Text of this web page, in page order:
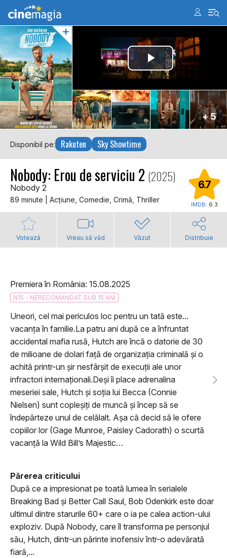
+ 5
Disponibil pe: Rakuten Sky Showtime
Nobody: Erou de serviciu 2 (2025)
Nobody 2
89 minute | Acţiune, Comedie, Crimă, Thriller
6.7
IMDB: 6.3
Votează Vreau să văd Văzut Distribuie
Premiera în România: 15.08.2025
N15 - NERECOMANDAT SUB 15 ANI
Uneori, cel mai periculos loc pentru un tată este...
vacanța în familie.La patru ani după ce a înfruntat
accidental mafia rusă, Hutch are încă o datorie de 30
de milioane de dolari față de organizația criminală și o
achită printr-un șir nesfârșit de execuții ale unor
infractori internaționali.Deși îi place adrenalina
meseriei sale, Hutch și soția lui Becca (Connie
Nielsen) sunt copleșiți de muncă și încep să se
îndepărteze unul de celălalt. Așa că decid să le ofere
copiilor lor (Gage Munroe, Paisley Cadorath) o scurtă
vacanță la Wild Bill’s Majestic…
Părerea criticului
După ce a impresionat pe toată lumea în serialele
Breaking Bad şi Better Call Saul, Bob Odenkirk este doar
ultimul dintre starurile 60+ care o ia pe calea action-ului
exploziv. După Nobody, care îl transforma pe personjul
său, Hutch, dintr-un părinte inofensiv într-o adevărată
fiară,...